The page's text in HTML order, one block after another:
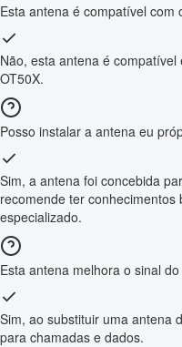
Esta antena é compatível com
Não, esta antena é
OT50X.
Posso instalar a antena eu
Sim, a antena foi concebida
recomende ter
especializado.
Esta antena melhora o sinal
Sim, ao substituir uma antena
para chamadas e dados.